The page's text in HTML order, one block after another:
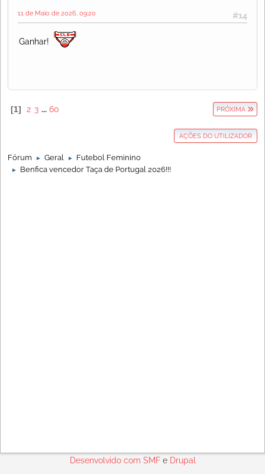
#14
11 de Maio de 2026, 09:20
Ganhar!
1 2 3 ... 60 PRÓXIMA
AÇÕES DO UTILIZADOR
Fórum ► Geral ► Futebol Feminino
► Benfica vencedor Taça de Portugal 2026!!!
Desenvolvido com SMFe Drupal